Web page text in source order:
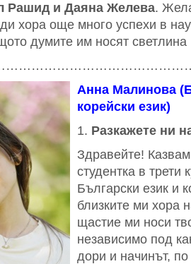
Рашид и Даяна Желева.
хора още много успехи в
думите им носят
Анна Малинова
корейски език)
Разкажете ни
Здравейте!
студентка в трети
Български език и
близките ми хора
щастие ми носи
независимо под
дори и начинът,